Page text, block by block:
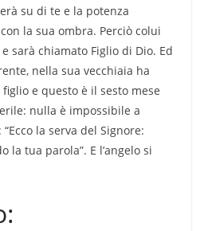
su di te e la potenza
la sua ombra. Perciò colui
sarà chiamato Figlio di Dio. Ed
nella sua vecchiaia ha
e questo è il sesto mese
nulla è impossibile a
la serva del Signore:
la tua parola”. E l’angelo si